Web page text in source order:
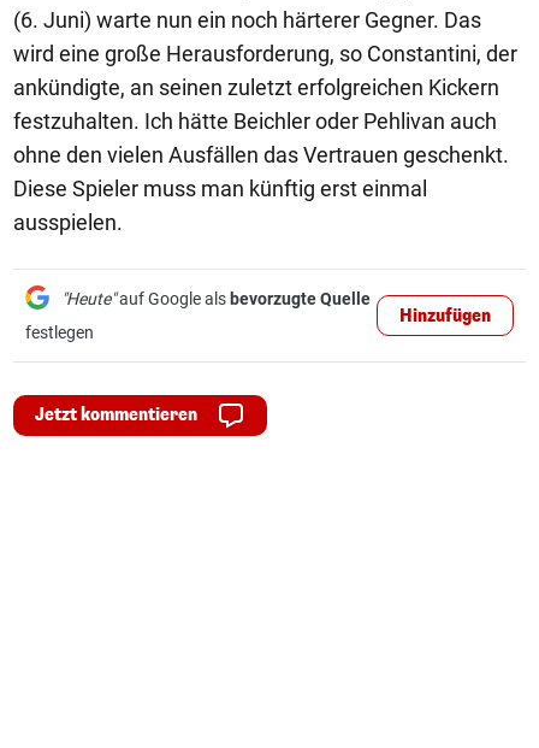
(6. Juni) warte nun ein noch härterer Gegner. Das
wird eine große Herausforderung, so Constantini, der
ankündigte, an seinen zuletzt erfolgreichen Kickern
festzuhalten. Ich hätte Beichler oder Pehlivan auch
ohne den vielen Ausfällen das Vertrauen geschenkt.
Diese Spieler muss man künftig erst einmal
ausspielen.
"Heute"auf Google als bevorzugte Quelle
festlegen
Hinzufügen
Jetzt kommentieren